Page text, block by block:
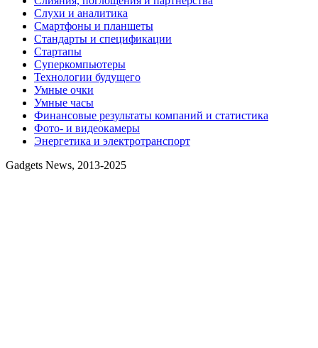
Слухи и аналитика
Смартфоны и планшеты
Стандарты и спецификации
Стартапы
Суперкомпьютеры
Технологии будущего
Умные очки
Умные часы
Финансовые результаты компаний и статистика
Фото- и видеокамеры
Энергетика и электротранспорт
Gadgets News, 2013-2025